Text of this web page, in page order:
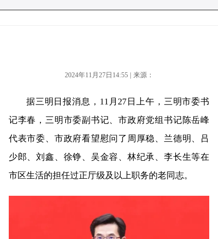
2024年11月27日14:55 | 来源：
据三明日报消息，11月27日上午，三明市委书
记李春，三明市委副书记、市政府党组书记陈岳峰
代表市委、市政府看望慰问了周厚稳、兰德明、吕
少郎、刘鑫、徐铮、吴金容、林纪承、李长生等在
市区生活的担任过正厅级及以上职务的老同志。